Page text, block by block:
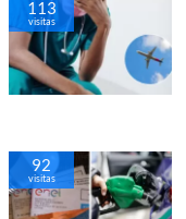
113
visitas
92
visitas